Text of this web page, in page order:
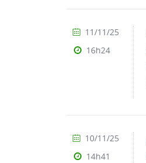
11/11/25
16h24
10/11/25
14h41